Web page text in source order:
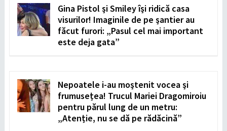
Gina Pistol și Smiley își ridică casa
visurilor! Imaginile de pe șantier au
făcut furori: „Pasul cel mai important
este deja gata”
Nepoatele i-au moștenit vocea și
frumusețea! Trucul Mariei Dragomiroiu
pentru părul lung de un metru:
„Atenție, nu se dă pe rădăcină”